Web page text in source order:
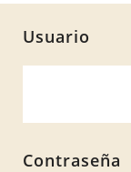
Usuario
Contraseña